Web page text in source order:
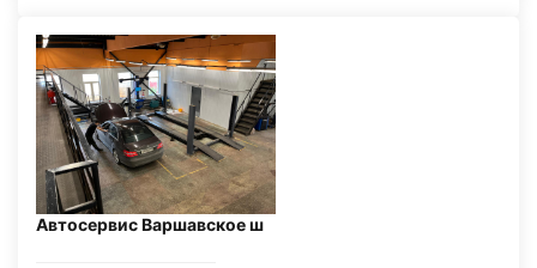
Автосервис Варшавское ш